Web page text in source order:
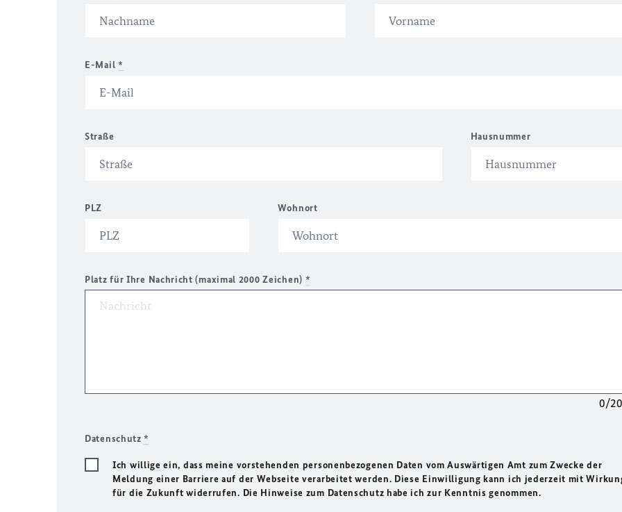
E-Mail *
Straße Hausnummer
PLZ Wohnort
Platz für Ihre Nachricht (maximal 2000 Zeichen) *
0/
Datenschutz*
Ich willige ein, dass meine vorstehenden personenbezogenen Daten vom Auswärtigen Amt zum Zwecke der
Meldung einer Barriere auf der Webseite verarbeitet werden. Diese Einwilligung kann ich jederzeit mit
für die Zukunft widerrufen. Die Hinweise zum Datenschutz habe ich zur Kenntnis genommen.